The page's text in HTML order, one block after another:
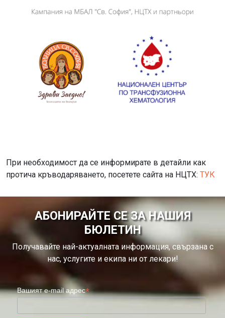
При необходимост да се информирате в детайли как
протича кръводаряването, посетете сайта на НЦТХ: ТУК
АБОНИРАЙТЕ СЕ ЗА НАШИЯ
БЮЛЕТИН
Получавайте най-актуалната информация, свързана с
нас, услугите и екипа ни от лекари!
Вашият e-mail адрес*